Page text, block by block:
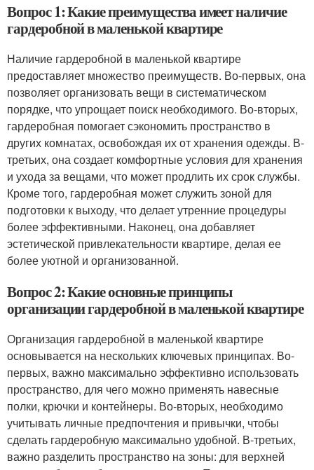
Вопрос 1: Какие преимущества имеет наличие
гардеробной в маленькой квартире
Наличие гардеробной в маленькой квартире
предоставляет множество преимуществ. Во-первых, она
позволяет организовать вещи в систематическом
порядке, что упрощает поиск необходимого. Во-вторых,
гардеробная помогает сэкономить пространство в
других комнатах, освобождая их от хранения одежды. В-
третьих, она создает комфортные условия для хранения
и ухода за вещами, что может продлить их срок службы.
Кроме того, гардеробная может служить зоной для
подготовки к выходу, что делает утренние процедуры
более эффективными. Наконец, она добавляет
эстетической привлекательности квартире, делая ее
более уютной и организованной.
Вопрос 2: Какие основные принципы
организации гардеробной в маленькой квартире
Организация гардеробной в маленькой квартире
основывается на нескольких ключевых принципах. Во-
первых, важно максимально эффективно использовать
пространство, для чего можно применять навесные
полки, крючки и контейнеры. Во-вторых, необходимо
учитывать личные предпочтения и привычки, чтобы
сделать гардеробную максимально удобной. В-третьих,
важно разделить пространство на зоны: для верхней